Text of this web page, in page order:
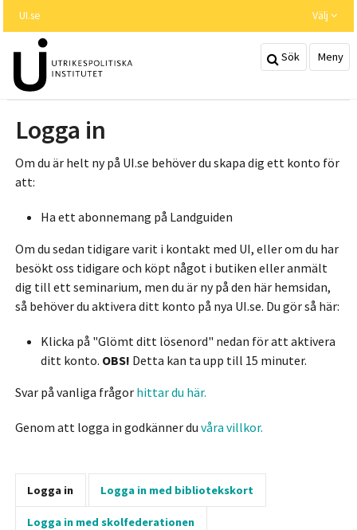
huvudinnehållet
UI.se Välj
Sök Meny
Logga in
Om du är helt ny på UI.se behöver du skapa dig ett konto för
att:
Ha ett abonnemang på Landguiden
Om du sedan tidigare varit i kontakt med UI, eller om du har
besökt oss tidigare och köpt något i butiken eller anmält
dig till ett seminarium, men du är ny på den här hemsidan,
så behöver du aktivera ditt konto på nya UI.se. Du gör så här:
Klicka på "Glömt ditt lösenord" nedan för att aktivera
ditt konto. OBS! Detta kan ta upp till 15 minuter.
Svar på vanliga frågor hittar du här.
Genom att logga in godkänner du våra villkor.
Logga in Logga in med bibliotekskort
Logga in med skolfederationen